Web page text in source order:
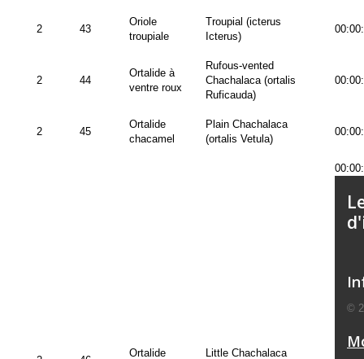
2 43
Oriole
troupiale
Troupial (icterus
Icterus)
2 44
Ortalide à
ventre roux
Rufous-vented
Chachalaca (ortalis
Ruficauda)
2 45
Ortalide
chacamel
Plain Chachalaca
(ortalis Vetula)
Ortalide Little Chachalaca
©